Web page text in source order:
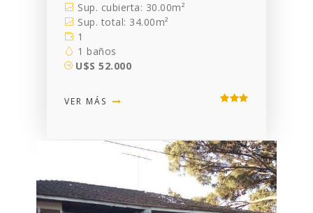
Sup. cubierta: 30.00m²
Sup. total: 34.00m²
1
1 baños
U$S 52.000
VER MÁS